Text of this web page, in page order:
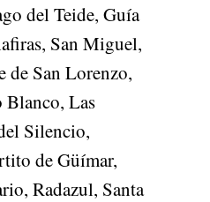
del Teide, Guía
San Miguel,
de San Lorenzo,
Blanco, Las
Silencio,
de Güímar,
Radazul, Santa